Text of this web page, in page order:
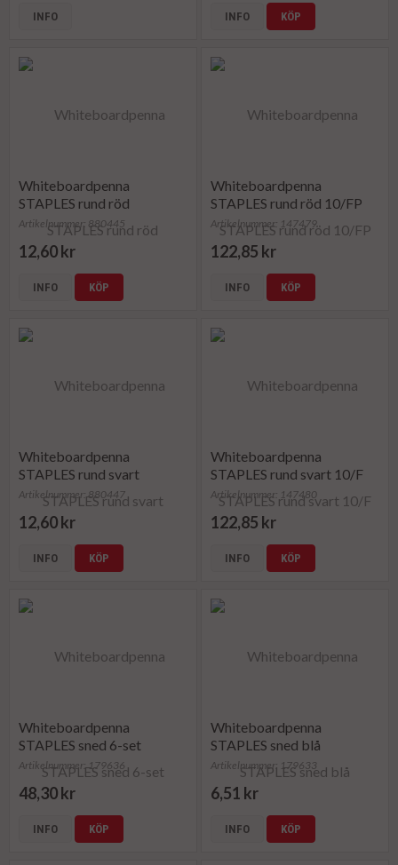
INFO INFO KÖP
Whiteboardpenna
STAPLES rund röd
Artikelnummer: 880445
12,60 kr
INFO KÖP
Whiteboardpenna
STAPLES rund röd 10/FP
Artikelnummer: 147479
122,85 kr
INFO KÖP
Whiteboardpenna
STAPLES rund svart
Artikelnummer: 880447
12,60 kr
INFO KÖP
Whiteboardpenna
STAPLES rund svart 10/F
Artikelnummer: 147480
122,85 kr
INFO KÖP
Whiteboardpenna
STAPLES sned 6-set
Artikelnummer: 179636
48,30 kr
INFO KÖP
Whiteboardpenna
STAPLES sned blå
Artikelnummer: 179633
6,51 kr
INFO KÖP